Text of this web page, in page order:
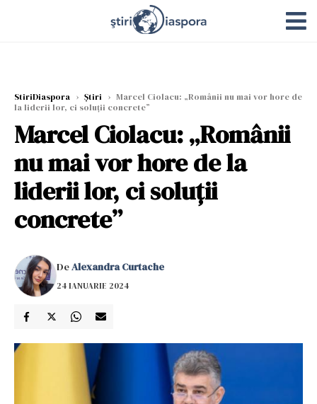
StiriDiaspora › Știri › Marcel Ciolacu: „Românii nu mai vor hore de
la liderii lor, ci soluții concrete”
Marcel Ciolacu: „Românii
nu mai vor hore de la
liderii lor, ci soluții
concrete”
DeAlexandra Curtache
24 IANUARIE 2024